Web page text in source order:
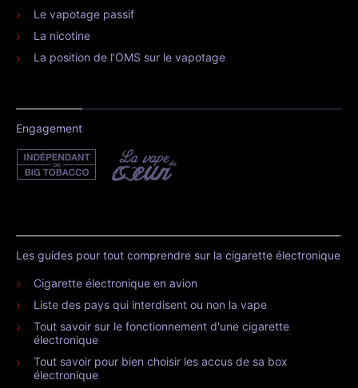
Le vapotage passif
La nicotine
La position de l’OMS sur le vapotage
Engagement
Les guides pour tout comprendre sur la cigarette électronique
Cigarette électronique en avion
Liste des pays qui interdisent ou non la vape
Tout savoir sur le fonctionnement d'une cigarette
électronique
Tout savoir pour bien choisir les accus de sa box
électronique